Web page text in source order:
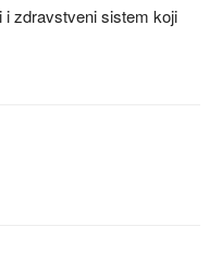
i zdravstveni sistem koji